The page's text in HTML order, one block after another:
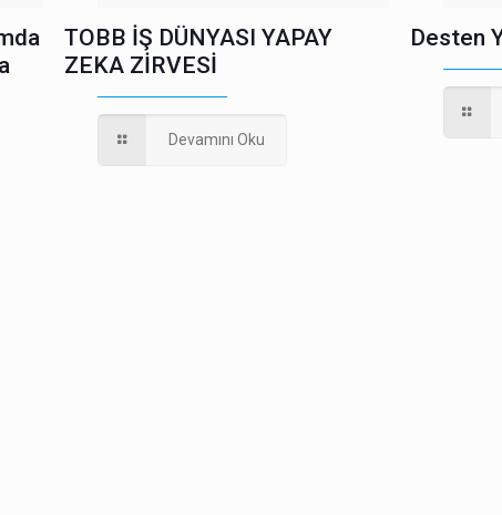
TOBB İŞ DÜNYASI YAPAY
ZEKA ZİRVESİ
Devamını Oku
Desten